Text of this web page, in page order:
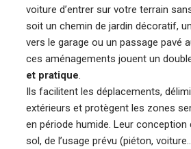
voiture d’entrer sur votre terrain
soit un chemin de jardin décoratif,
vers le garage ou un passage pavé
ces aménagements jouent un
et pratique.
Ils facilitent les déplacements,
extérieurs et protègent les zones
en période humide. Leur conception
sol, de l’usage prévu (piéton,